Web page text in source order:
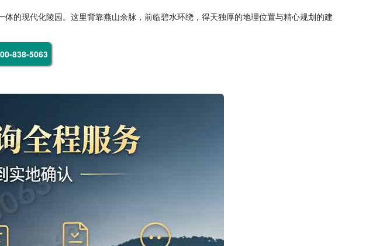
的现代化陵园。这里背靠燕山余脉，前临碧水环绕，得天独厚的地理位置与精心规划的建
838-5063